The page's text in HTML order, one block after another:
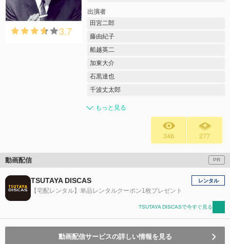
3.7
出演者
田宮二郎
藤由紀子
船越英二
加東大介
石黒達也
千波丈太郎
もっと見る
346 277
動画配信 PR
TSUTAYA DISCAS
【宅配レンタル】単品レンタルクーポン1枚プレゼント
レンタル
TSUTAYA DISCASで今すぐ見る
動画配信サービスの詳しい情報を見る